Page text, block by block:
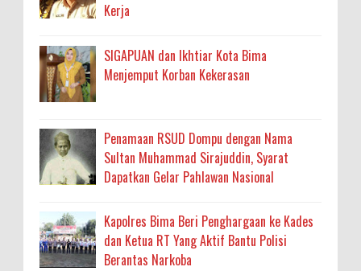
Kerja
SIGAPUAN dan Ikhtiar Kota Bima
Menjemput Korban Kekerasan
Penamaan RSUD Dompu dengan Nama
Sultan Muhammad Sirajuddin, Syarat
Dapatkan Gelar Pahlawan Nasional
Kapolres Bima Beri Penghargaan ke Kades
dan Ketua RT Yang Aktif Bantu Polisi
Berantas Narkoba